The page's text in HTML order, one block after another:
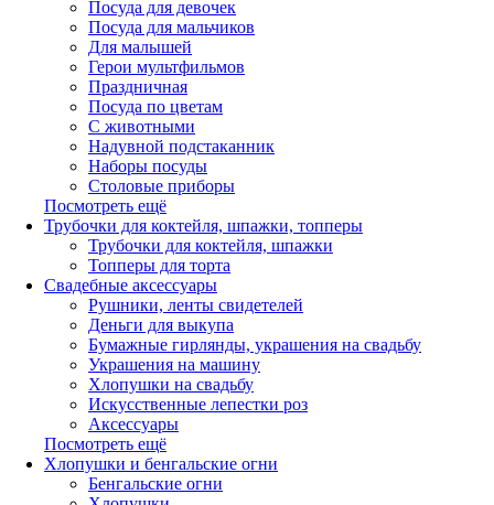
Посуда для девочек
Посуда для мальчиков
Для малышей
Герои мультфильмов
Праздничная
Посуда по цветам
С животными
Надувной подстаканник
Наборы посуды
Столовые приборы
Посмотреть ещё
Трубочки для коктейля, шпажки, топперы
Трубочки для коктейля, шпажки
Топперы для торта
Свадебные аксессуары
Рушники, ленты свидетелей
Деньги для выкупа
Бумажные гирлянды, украшения на свадьбу
Украшения на машину
Хлопушки на свадьбу
Искусственные лепестки роз
Аксессуары
Посмотреть ещё
Хлопушки и бенгальские огни
Бенгальские огни